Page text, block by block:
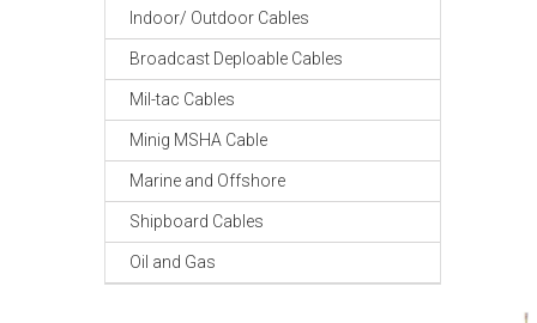
Indoor/ Outdoor Cables
Broadcast Deploable Cables
Mil-tac Cables
Minig MSHA Cable
Marine and Offshore
Shipboard Cables
Oil and Gas